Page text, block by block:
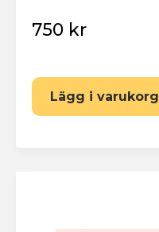
750 kr
Lägg i varukorg